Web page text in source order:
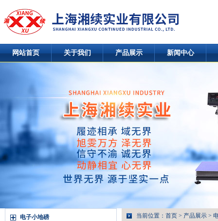
网站首页 关于我们 产品展示 新闻中心
电子小地磅 当前位置： 首页 > 产品展示 >